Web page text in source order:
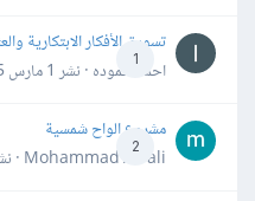
1
تسويق الأفكار الابتكارية
احمد حموده · نشر 1 مارس 2025
2
مشروع الواح شمسية
Mohammad Awali · نشر